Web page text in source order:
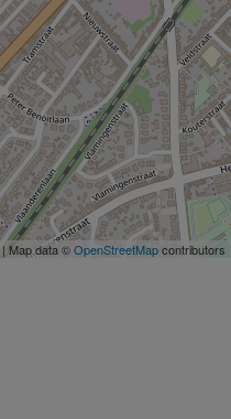
| Map data ©OpenStreetMapcontributors